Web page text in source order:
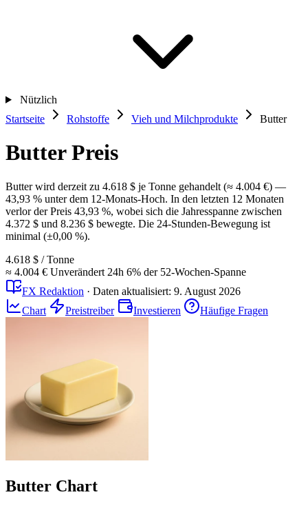
Nützlich
Startseite
Rohstoffe Vieh und Milchprodukte Butter
Butter Preis
Butter wird derzeit zu 4.618 $ je Tonne gehandelt (≈ 4.004 €) —
43,93 % unter dem 12-Monats-Hoch. In den letzten 12 Monaten
verlor der Preis 43,93 %, wobei sich die Jahresspanne zwischen
4.372 $ und 8.236 $ bewegte. Die 24-Stunden-Bewegung ist
minimal (±0,00 %).
4.618 $ / Tonne
≈ 4.004 € Unverändert 24h 6% der 52-Wochen-Spanne
FX Redaktion · Daten aktualisiert: 9. August 2026
Chart
Preistreiber Investieren Häufige Fragen
Butter Chart